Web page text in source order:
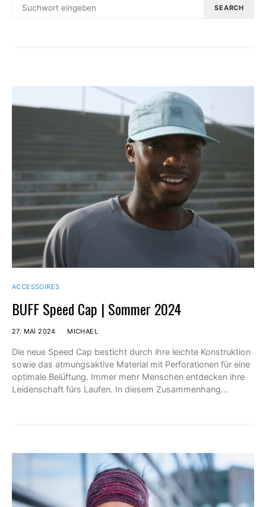
SEARCH
ACCESSOIRES
BUFF Speed Cap | Sommer 2024
27. MAI 2024 MICHAEL
Die neue Speed Cap besticht durch ihre leichte Konstruktion
sowie das atmungsaktive Material mit Perforationen für eine
optimale Belüftung. Immer mehr Menschen entdecken ihre
Leidenschaft fürs Laufen. In diesem Zusammenhang…